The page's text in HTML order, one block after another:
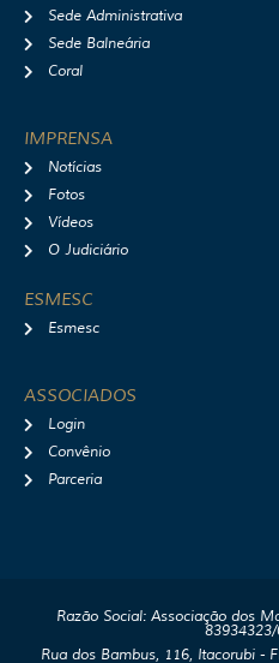
Sede Administrativa
Sede Balneária
Coral
IMPRENSA
Notícias
Fotos
Vídeos
O Judiciário
ESMESC
Esmesc
ASSOCIADOS
Login
Convênio
Parceria
Razão Social: Associação dos
Rua dos Bambus, 116, Itacorubi -